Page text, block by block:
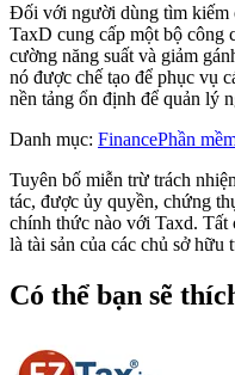
Đối với người dùng tìm kiếm
TaxD cung cấp một bộ công
cường năng suất và giảm
nó được chế tạo để phục vụ
nền tảng ổn định để quản lý
Danh mục: FinancePhần
Tuyên bố miễn trừ trách
tác, được ủy quyền, chứng
chính thức nào với Taxd. Tất
là tài sản của các chủ sở hữu
Có thể bạn sẽ